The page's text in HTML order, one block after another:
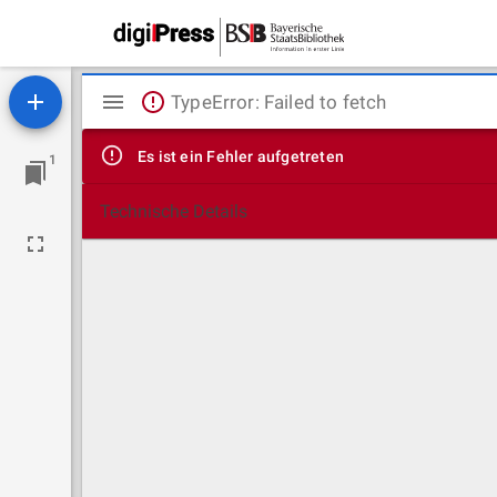
1
Mirador
Viewer
TypeError: Failed to fetch
Es ist ein Fehler aufgetreten
Technische Details